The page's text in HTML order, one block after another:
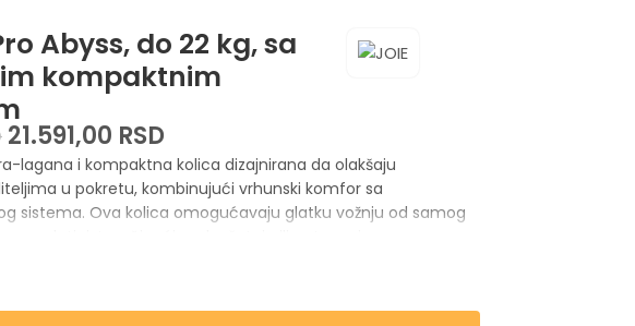
Abyss, do 22 kg, sa
kompaktnim
21.591,00 RSD
lagana i kompaktna kolica dizajnirana da olakšaju
u pokretu, kombinujući vrhunski komfor sa
sistema. Ova kolica omogućavaju glatku vožnju od samog
iskustvom.